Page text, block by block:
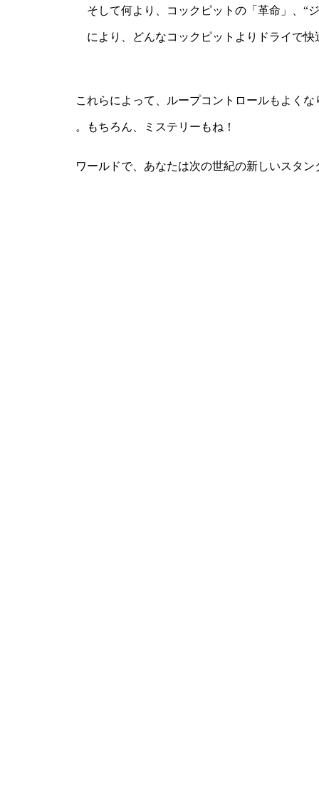
そして何より、コックピットの「革命」、“
により、どんなコックピットよりドライで
これらによって、ループコントロールもよく
。もちろん、ミステリーもね！
ワールドで、あなたは次の世紀の新しいスタ